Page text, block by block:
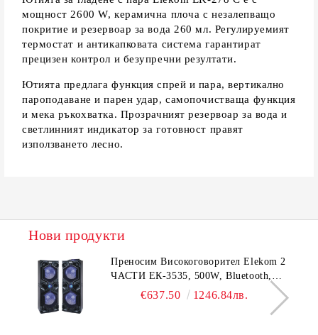
мощност 2600 W, керамична плоча с незалепващо
покритие и резервоар за вода 260 мл. Регулируемият
термостат и антикапковата система гарантират
прецизен контрол и безупречни резултати.
Ютията предлага функция спрей и пара, вертикално
пароподаване и парен удар, самопочистваща функция
и мека ръкохватка. Прозрачният резервоар за вода и
светлинният индикатор за готовност правят
използването лесно.
Нови продукти
Преносим Високоговорител Elekom 2
ЧАСТИ ЕК-3535, 500W, Bluetooth,
Bluetooth, USB, Караоке, 2
€637.50 1246.84лв.